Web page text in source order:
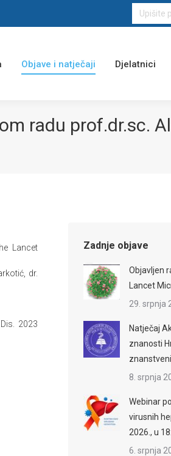
Search:
Objave i natječaji Djelatnici
radu prof.dr.sc.
L ancet
dr.
2023
Zadnje objave
Objavljen
Lancet
29. srpnja
Natječaj
znanosti
8. srpnja
Webinar
virusnih
2026., u
6. srpnja